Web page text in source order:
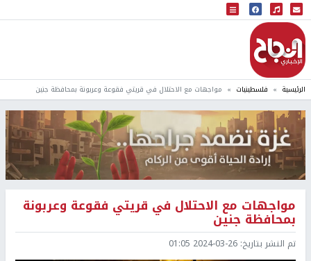
البث المباشر
إذاعة النجاح
الرئيسية فلسطينيات مواجهات مع الاحتلال في قريتي فقوعة وعربونة بمحافظة جنين
مواجهات مع الاحتلال في قريتي فقوعة وعربونة
بمحافظة جنين
تم النشر بتاريخ: 2024-03-26 01:05